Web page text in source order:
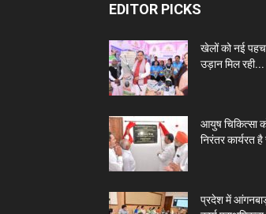
EDITOR PICKS
खेलों को नई
उड़ान मिल रही...
आयुष चिकित्सा
निरंतर कार्यरत
प्रदेश में